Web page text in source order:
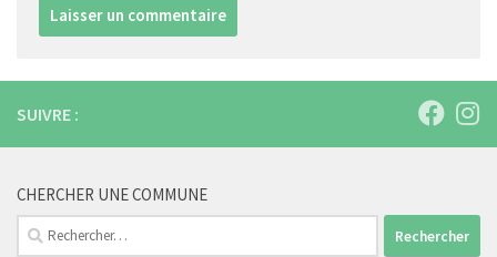
SUIVRE :
CHERCHER UNE COMMUNE
Rechercher :